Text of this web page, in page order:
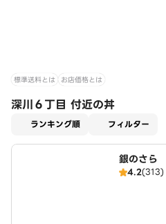
標準送料とは お店価格とは
深川６丁目 付近の丼
ランキング順 フィルター
銀のさら
4.2(313)